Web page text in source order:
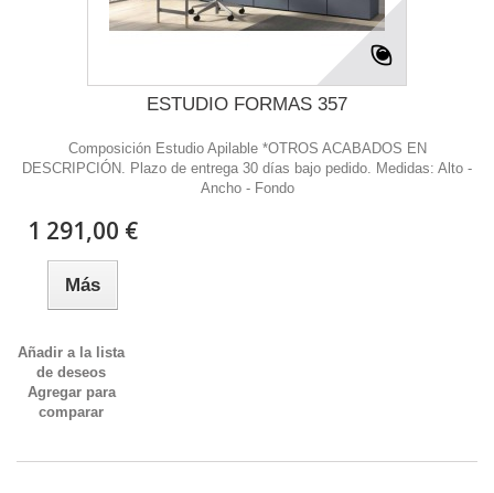
ESTUDIO FORMAS 357
Composición Estudio Apilable *OTROS ACABADOS EN
DESCRIPCIÓN. Plazo de entrega 30 días bajo pedido. Medidas: Alto -
Ancho - Fondo
1 291,00 €
Más
Añadir a la lista
de deseos
Agregar para
comparar